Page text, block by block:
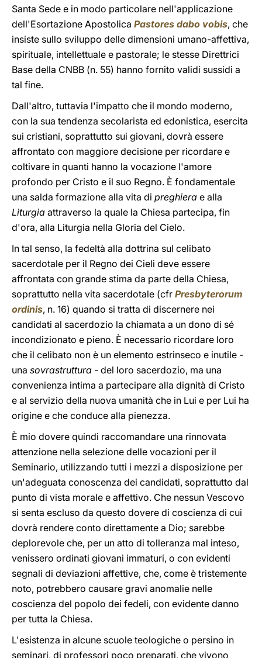
Santa Sede e in modo particolare nell'applicazione
dell'Esortazione Apostolica Pastores dabo vobis, che
insiste sullo sviluppo delle dimensioni umano-affettiva,
spirituale, intellettuale e pastorale; le stesse Direttrici
Base della CNBB (n. 55) hanno fornito validi sussidi a
tal fine.
Dall'altro, tuttavia l'impatto che il mondo moderno,
con la sua tendenza secolarista ed edonistica, esercita
sui cristiani, soprattutto sui giovani, dovrà essere
affrontato con maggiore decisione per ricordare e
coltivare in quanti hanno la vocazione l'amore
profondo per Cristo e il suo Regno. È fondamentale
una salda formazione alla vita di preghiera e alla
Liturgia attraverso la quale la Chiesa partecipa, fin
d'ora, alla Liturgia nella Gloria del Cielo.
In tal senso, la fedeltà alla dottrina sul celibato
sacerdotale per il Regno dei Cieli deve essere
affrontata con grande stima da parte della Chiesa,
soprattutto nella vita sacerdotale (cfr Presbyterorum
ordinis, n. 16) quando si tratta di discernere nei
candidati al sacerdozio la chiamata a un dono di sé
incondizionato e pieno. È necessario ricordare loro
che il celibato non è un elemento estrinseco e inutile -
una sovrastruttura - del loro sacerdozio, ma una
convenienza intima a partecipare alla dignità di Cristo
e al servizio della nuova umanità che in Lui e per Lui ha
origine e che conduce alla pienezza.
È mio dovere quindi raccomandare una rinnovata
attenzione nella selezione delle vocazioni per il
Seminario, utilizzando tutti i mezzi a disposizione per
un'adeguata conoscenza dei candidati, soprattutto dal
punto di vista morale e affettivo. Che nessun Vescovo
si senta escluso da questo dovere di coscienza di cui
dovrà rendere conto direttamente a Dio; sarebbe
deplorevole che, per un atto di tolleranza mal inteso,
venissero ordinati giovani immaturi, o con evidenti
segnali di deviazioni affettive, che, come è tristemente
noto, potrebbero causare gravi anomalie nelle
coscienza del popolo dei fedeli, con evidente danno
per tutta la Chiesa.
L'esistenza in alcune scuole teologiche o persino in
seminari, di professori poco preparati, che vivono